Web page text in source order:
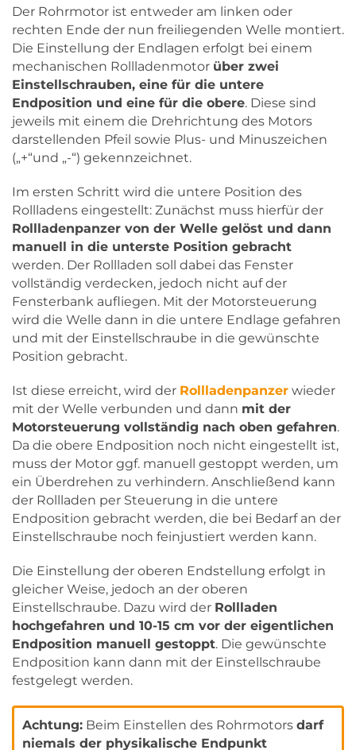
Der Rohrmotor ist entweder am linken oder
rechten Ende der nun freiliegenden Welle montiert.
Die Einstellung der Endlagen erfolgt bei einem
mechanischen Rollladenmotor über zwei
Einstellschrauben, eine für die untere
Endposition und eine für die obere. Diese sind
jeweils mit einem die Drehrichtung des Motors
darstellenden Pfeil sowie Plus- und Minuszeichen
(„+“und „-“) gekennzeichnet.
Im ersten Schritt wird die untere Position des
Rollladens eingestellt: Zunächst muss hierfür der
Rollladenpanzer von der Welle gelöst und dann
manuell in die unterste Position gebracht
werden. Der Rollladen soll dabei das Fenster
vollständig verdecken, jedoch nicht auf der
Fensterbank aufliegen. Mit der Motorsteuerung
wird die Welle dann in die untere Endlage gefahren
und mit der Einstellschraube in die gewünschte
Position gebracht.
Ist diese erreicht, wird der Rollladenpanzer wieder
mit der Welle verbunden und dann mit der
Motorsteuerung vollständig nach oben gefahren.
Da die obere Endposition noch nicht eingestellt ist,
muss der Motor ggf. manuell gestoppt werden, um
ein Überdrehen zu verhindern. Anschließend kann
der Rollladen per Steuerung in die untere
Endposition gebracht werden, die bei Bedarf an der
Einstellschraube noch feinjustiert werden kann.
Die Einstellung der oberen Endstellung erfolgt in
gleicher Weise, jedoch an der oberen
Einstellschraube. Dazu wird der Rollladen
hochgefahren und 10-15 cm vor der eigentlichen
Endposition manuell gestoppt. Die gewünschte
Endposition kann dann mit der Einstellschraube
festgelegt werden.
Achtung: Beim Einstellen des Rohrmotors darf
niemals der physikalische Endpunkt